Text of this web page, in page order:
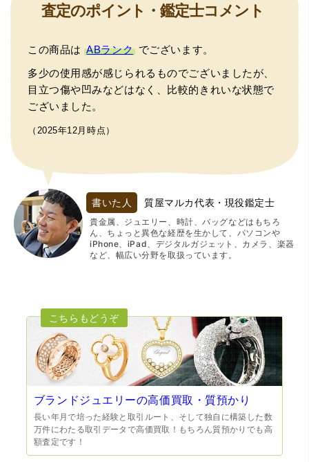
査定のポイント・鑑定士コメント
この商品はABランク でございます。
多少の使用感が感じられるものでございましたが、
目立つ傷や凹みなどはなく、比較的きれいな状態で
ございました。
（2025年12月時点）
書いた人 質屋マルカ代表・現役鑑定士
貴金属、ジュエリー、時計、バッグなどはもちろ
ん、ちょっと異色な経歴を生かして、パソコンや
iPhone、iPad、デジタルガジェット、カメラ、楽器
など、幅広い分野を取扱っています。
ブランドジュエリーの高価買取・質預かり
長い年月で培った経験と取引ルート、そして独自に構築した数
万件にわたる取引データで高価買取！もちろん質預かりでも高
額査定です！